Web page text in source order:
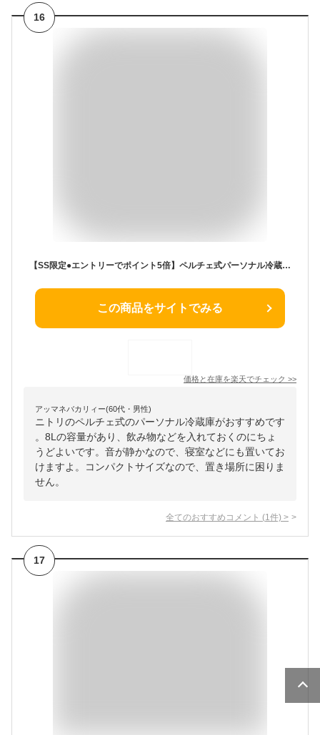
16
【SS限定●エントリーでポイント5倍】ペルチェ式パーソナル冷蔵庫 8L (IB2C01) 【玄関先迄納品】 ニトリ 冷蔵庫 ミニ ミニ冷蔵庫 冷蔵庫 冷蔵 小型 一人暮らし 独り暮らし 1人暮らし ペルチェ式小型冷蔵庫 1ドア冷蔵庫 My冷蔵庫
この商品をサイトでみる
価格と在庫を楽天でチェック >>
アッマネバカリィー(60代・男性)
ニトリのペルチェ式のパーソナル冷蔵庫がおすすめです
。8Lの容量があり、飲み物などを入れておくのにちょ
うどよいです。音が静かなので、寝室などにも置いてお
けますよ。コンパクトサイズなので、置き場所に困りま
せん。
全てのおすすめコメント (1 件) >
17